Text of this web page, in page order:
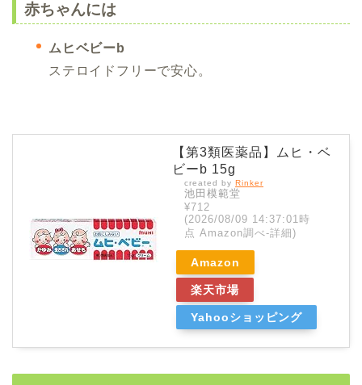
赤ちゃんには
ムヒベビーb
ステロイドフリーで安心。
【第3類医薬品】ムヒ・ベ
ビーb 15g
created by Rinker
池田模範堂
¥712
(2026/08/09 14:37:01時
点 Amazon調べ-詳細)
Amazon
楽天市場
Yahooショッピング